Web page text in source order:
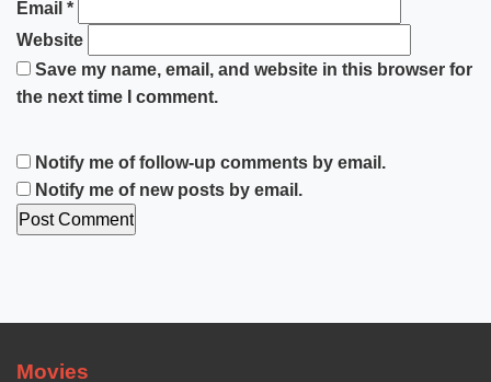
Email *
Website
Save my name, email, and website in this browser for
the next time I comment.
Notify me of follow-up comments by email.
Notify me of new posts by email.
Movies